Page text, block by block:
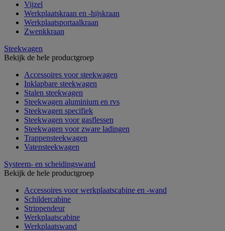
Vijzel
Werkplaatskraan en -hijskraan
Werkplaatsportaalkraan
Zwenkkraan
Steekwagen
Bekijk de hele productgroep
Accessoires voor steekwagen
Inklapbare steekwagen
Stalen steekwagen
Steekwagen aluminium en rvs
Steekwagen specifiek
Steekwagen voor gasflessen
Steekwagen voor zware ladingen
Trappensteekwagen
Vatensteekwagen
Systeem- en scheidingswand
Bekijk de hele productgroep
Accessoires voor werkplaatscabine en -wand
Schildercabine
Strippendeur
Werkplaatscabine
Werkplaatswand